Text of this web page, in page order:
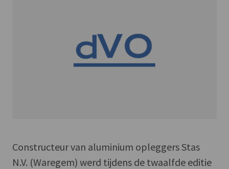
Constructeur van aluminium opleggers Stas
N.V. (Waregem) werd tijdens de twaalfde editie